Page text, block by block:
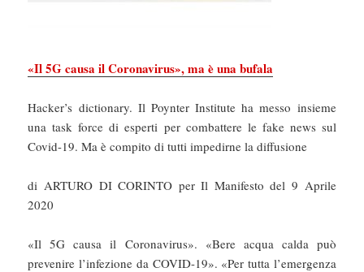
«Il 5G causa il Coronavirus», ma è una bufala
Hacker’s dictionary. Il Poynter Institute ha messo insieme
una task force di esperti per combattere le fake news sul
Covid-19. Ma è compito di tutti impedirne la diffusione
di ARTURO DI CORINTO per Il Manifesto del 9 Aprile
2020
«Il 5G causa il Coronavirus». «Bere acqua calda può
prevenire l’infezione da COVID-19». «Per tutta l’emergenza